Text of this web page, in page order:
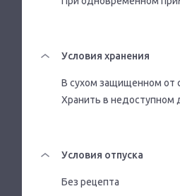
Условия хранения
В сухом защищенном от
Хранить в недоступном
Условия отпуска
Без рецепта